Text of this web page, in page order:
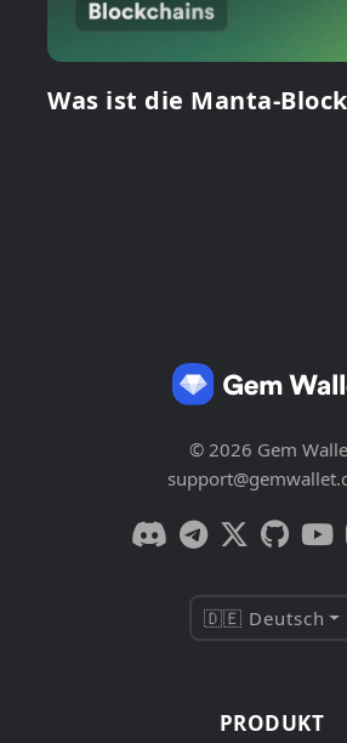
Was ist die Manta-
© 2026 Gem
🇩🇪 Deutsch
PRODUKT